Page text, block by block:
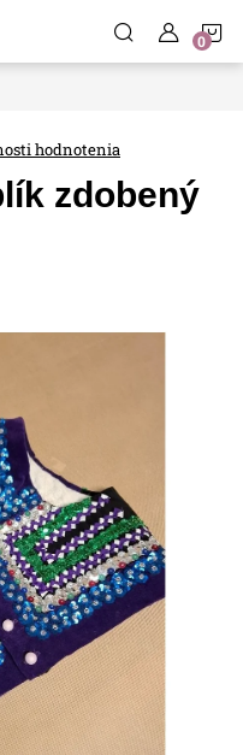
hodnotenia
zdobený